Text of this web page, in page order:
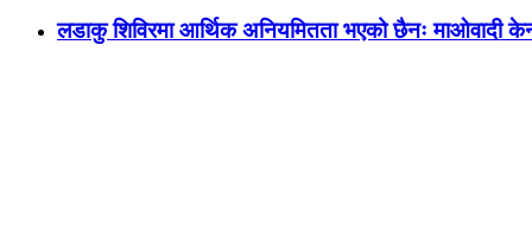
लडाकु शिविरमा आर्थिक अनियमितता भएको छैनः माओवादी